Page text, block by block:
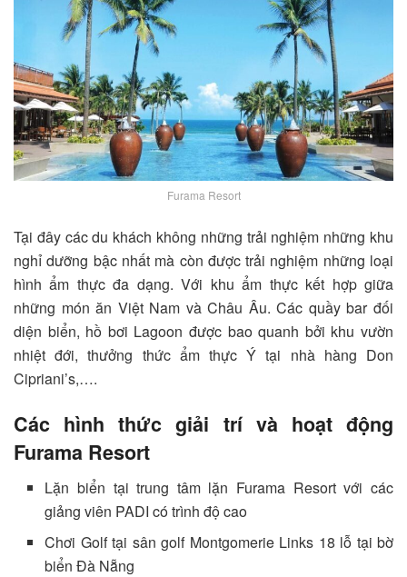
Furama Resort
Tại đây các du khách không những trải nghiệm những khu
nghỉ dưỡng bậc nhất mà còn được trải nghiệm những loại
hình ẩm thực đa dạng. Với khu ẩm thực kết hợp giữa
những món ăn Việt Nam và Châu Âu. Các quầy bar đối
diện biển, hồ bơi Lagoon được bao quanh bởi khu vườn
nhiệt đới, thưởng thức ẩm thực Ý tại nhà hàng Don
Cipriani’s,….
Các hình thức giải trí và hoạt động
Furama Resort
Lặn biển tại trung tâm lặn Furama Resort với các
giảng viên PADI có trình độ cao
Chơi Golf tại sân golf Montgomerie Links 18 lỗ tại bờ
biển Đà Nẵng